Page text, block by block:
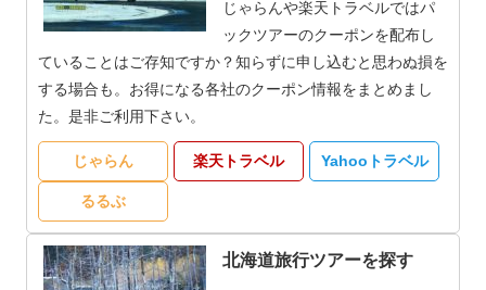
じゃらんや楽天トラベルではパ
ックツアーのクーポンを配布し
ていることはご存知ですか？知らずに申し込むと思わぬ損を
する場合も。お得になる各社のクーポン情報をまとめまし
た。是非ご利用下さい。
じゃらん 楽天トラベル Yahooトラベル
るるぶ
北海道旅行ツアーを探す